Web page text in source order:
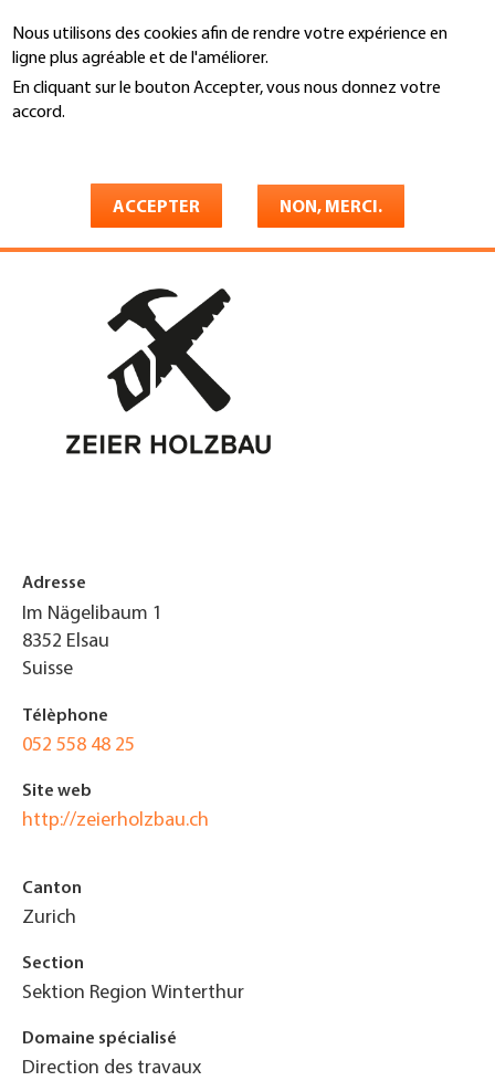
Nous utilisons des cookies afin de rendre votre expérience en
ligne plus agréable et de l'améliorer.
En cliquant sur le bouton Accepter, vous nous donnez votre
accord.
ACCEPTER NON, MERCI.
au
contenu
principal
Recherche
You
Adresse
Im Nägelibaum 1
8352 Elsau
Suisse
Télèphone
052 558 48 25
Site web
http://zeierholzbau.ch
Canton
Zurich
Section
Sektion Region Winterthur
Domaine spécialisé
Direction des travaux